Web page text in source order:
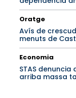
Oratge
Avís de
menuts de
Economia
STAS
arriba massa